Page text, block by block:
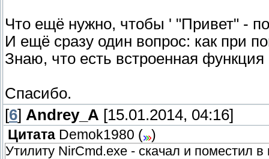
Что ещё нужно, чтобы ' "Привет" -
И ещё сразу один вопрос: как при
Знаю, что есть встроенная
Спасибо.
[6] Andrey_A [15.01.2014, 04:16]
Цитата Demok1980 (
)
Утилиту NirCmd.exe - скачал и поместил в